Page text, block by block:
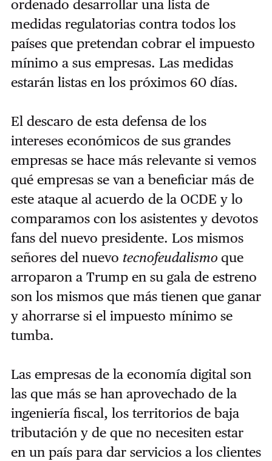
ordenado desarrollar una lista de
medidas regulatorias contra todos los
países que pretendan cobrar el impuesto
mínimo a sus empresas. Las medidas
estarán listas en los próximos 60 días.
El descaro de esta defensa de los
intereses económicos de sus grandes
empresas se hace más relevante si vemos
qué empresas se van a beneficiar más de
este ataque al acuerdo de la OCDE y lo
comparamos con los asistentes y devotos
fans del nuevo presidente. Los mismos
señores del nuevo tecnofeudalismo que
arroparon a Trump en su gala de estreno
son los mismos que más tienen que ganar
y ahorrarse si el impuesto mínimo se
tumba.
Las empresas de la economía digital son
las que más se han aprovechado de la
ingeniería fiscal, los territorios de baja
tributación y de que no necesiten estar
en un país para dar servicios a los clientes